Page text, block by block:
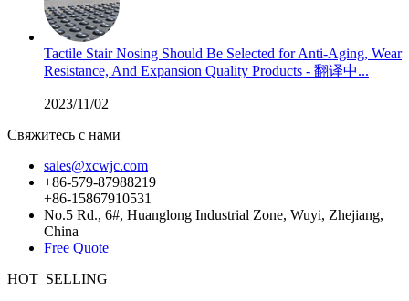
Tactile Stair Nosing Should Be Selected for Anti-Aging, Wear
Resistance, And Expansion Quality Products - 翻译中...
2023/11/02
Свяжитесь с нами
sales@xcwjc.com
+86-579-87988219
+86-15867910531
No.5 Rd., 6#, Huanglong Industrial Zone, Wuyi, Zhejiang,
China
Free Quote
HOT_SELLING